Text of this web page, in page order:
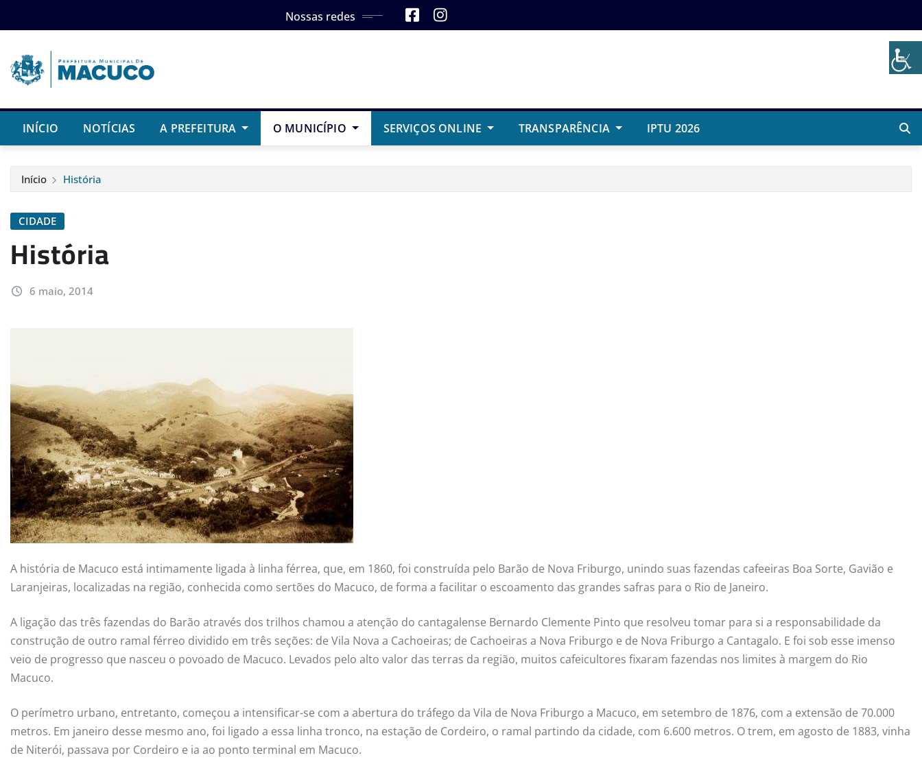
to
Nossas redes
INÍCIO NOTÍCIAS A PREFEITURA O MUNICÍPIO SERVIÇOS ONLINE TRANSPARÊNCIA IPTU 2026
Início História
CIDADE
História
6 maio, 2014
A história de Macuco está intimamente ligada à linha férrea, que, em 1860, foi construída pelo Barão de Nova Friburgo, unindo suas fazendas cafeeiras Boa Sorte, Gavião e
Laranjeiras, localizadas na região, conhecida como sertões do Macuco, de forma a facilitar o escoamento das grandes safras para o Rio de Janeiro.
A ligação das três fazendas do Barão através dos trilhos chamou a atenção do cantagalense Bernardo Clemente Pinto que resolveu tomar para si a responsabilidade da
construção de outro ramal férreo dividido em três seções: de Vila Nova a Cachoeiras; de Cachoeiras a Nova Friburgo e de Nova Friburgo a Cantagalo. E foi sob esse imenso
veio de progresso que nasceu o povoado de Macuco. Levados pelo alto valor das terras da região, muitos cafeicultores fixaram fazendas nos limites à margem do Rio
Macuco.
O perímetro urbano, entretanto, começou a intensificar-se com a abertura do tráfego da Vila de Nova Friburgo a Macuco, em setembro de 1876, com a extensão de 70.000
metros. Em janeiro desse mesmo ano, foi ligado a essa linha tronco, na estação de Cordeiro, o ramal partindo da cidade, com 6.600 metros. O trem, em agosto de 1883, vinha
de Niterói, passava por Cordeiro e ia ao ponto terminal em Macuco.